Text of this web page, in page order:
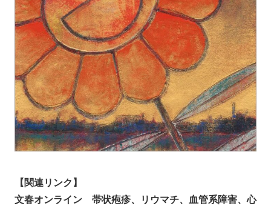
【関連リンク】
文春オンライン 帯状疱疹、リウマチ、血管系障害、心